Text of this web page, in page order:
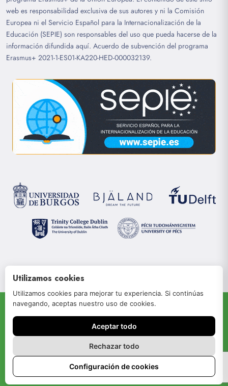
web es responsabilidad exclusiva de sus autores y ni la Comisión
Europea ni el Servicio Español para la Internacionalización de la
Educación (SEPIE) son responsables del uso que pueda hacerse de la
información difundida aquí. Acuerdo de subvención del programa
Erasmus+ 2021-1-ES01-KA220-HED-000032139.
Aviso legal
Política de privacidad
Política de cookies
Utilizamos cookies
Utilizamos cookies para mejorar tu experiencia. Si continúas
navegando, aceptas nuestro uso de cookies.
Aceptar todo
Rechazar todo
Configuración de cookies